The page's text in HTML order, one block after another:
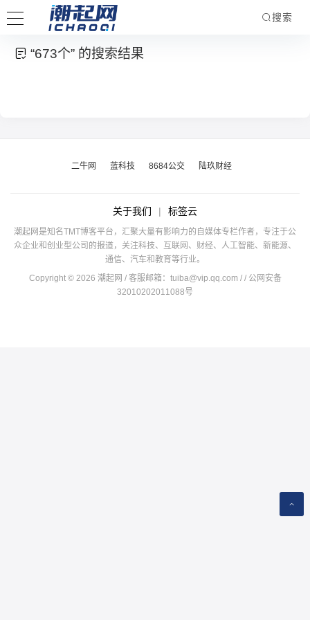
搜索
“673个” 的搜索结果
二牛网 蓝科技 8684公交 陆玖财经
关于我们 | 标签云
潮起网是知名TMT博客平台，汇聚大量有影响力的自媒体专栏作者，专注于公
众企业和创业型公司的报道，关注科技、互联网、财经、人工智能、新能源、
通信、汽车和教育等行业。
Copyright © 2026 潮起网 / 客服邮箱： tuiba@vip.qq.com / / 公网安备
32010202011088号